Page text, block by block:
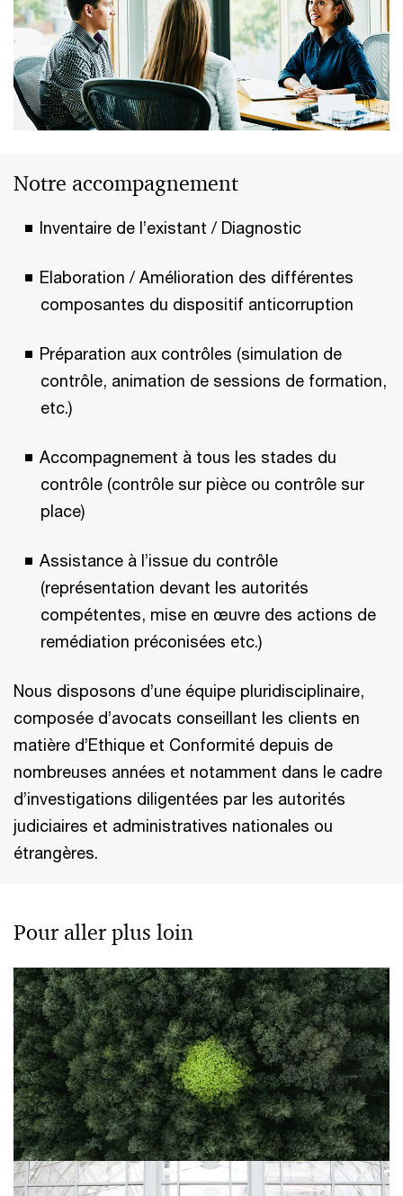
Notre accompagnement
Inventaire de l’existant / Diagnostic
Elaboration / Amélioration des différentes
composantes du dispositif anticorruption
Préparation aux contrôles (simulation de
contrôle, animation de sessions de formation,
etc.)
Accompagnement à tous les stades du
contrôle (contrôle sur pièce ou contrôle sur
place)
Assistance à l’issue du contrôle
(représentation devant les autorités
compétentes, mise en œuvre des actions de
remédiation préconisées etc.)
Nous disposons d’une équipe pluridisciplinaire,
composée d’avocats conseillant les clients en
matière d’Ethique et Conformité depuis de
nombreuses années et notamment dans le cadre
d’investigations diligentées par les autorités
judiciaires et administratives nationales ou
étrangères.
Pour aller plus loin